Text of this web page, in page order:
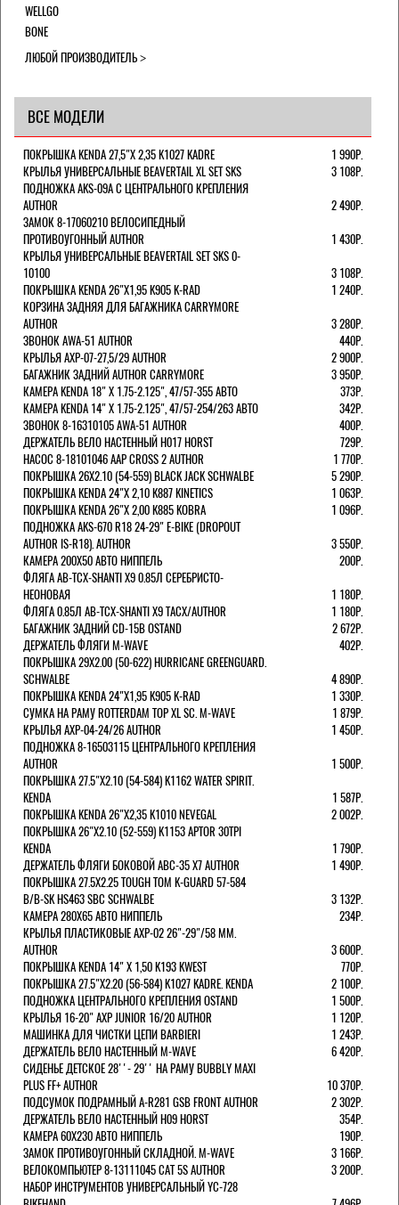
WELLGO
BONE
ЛЮБОЙ ПРОИЗВОДИТЕЛЬ
ВСЕ МОДЕЛИ
ПОКРЫШКА KENDA 27,5"Х 2,35 K1027 KADRE
1 990Р.
КРЫЛЬЯ УНИВЕРСАЛЬНЫЕ BEAVERTAIL XL SET SKS
3 108Р.
ПОДНОЖКА AKS-09A C ЦЕНТРАЛЬНОГО КРЕПЛЕНИЯ
AUTHOR
2 490Р.
ЗАМОК 8-17060210 ВЕЛОСИПЕДНЫЙ
ПРОТИВОУГОННЫЙ AUTHOR
1 430Р.
КРЫЛЬЯ УНИВЕРСАЛЬНЫЕ BEAVERTAIL SET SKS 0-
10100
3 108Р.
ПОКРЫШКА KENDA 26"Х1,95 K905 K-RAD
1 240Р.
КОРЗИНА ЗАДНЯЯ ДЛЯ БАГАЖНИКА CARRYMORE
AUTHOR
3 280Р.
ЗВОНОК AWA-51 AUTHOR
440Р.
КРЫЛЬЯ AXP-07-27,5/29 AUTHOR
2 900Р.
БАГАЖНИК ЗАДНИЙ AUTHOR CARRYMORE
3 950Р.
КАМЕРА KENDA 18" Х 1.75-2.125", 47/57-355 АВТО
373Р.
КАМЕРА KENDA 14" Х 1.75-2.125", 47/57-254/263 АВТО
342Р.
ЗВОНОК 8-16310105 AWA-51 AUTHOR
400Р.
ДЕРЖАТЕЛЬ ВЕЛО НАСТЕННЫЙ H017 HORST
729Р.
НАСОС 8-18101046 AAP CROSS 2 AUTHOR
1 770Р.
ПОКРЫШКА 26X2.10 (54-559) BLACK JACK SCHWALBE
5 290Р.
ПОКРЫШКА KENDA 24"Х 2,10 K887 KINETICS
1 063Р.
ПОКРЫШКА KENDA 26"Х 2,00 K885 KOBRA
1 096Р.
ПОДНОЖКА AKS-670 R18 24-29" E-BIKE (DROPOUT
AUTHOR IS-R18). AUTHOR
3 550Р.
КАМЕРА 200Х50 АВТО НИППЕЛЬ
200Р.
ФЛЯГА AB-TCX-SHANTI X9 0.85Л СЕРЕБРИСТО-
НЕОНОВАЯ
1 180Р.
ФЛЯГА 0.85Л AB-TCX-SHANTI X9 TACX/AUTHOR
1 180Р.
БАГАЖНИК ЗАДНИЙ CD-15B OSTAND
2 672Р.
ДЕРЖАТЕЛЬ ФЛЯГИ M-WAVE
402Р.
ПОКРЫШКА 29X2.00 (50-622) HURRICANE GREENGUARD.
SCHWALBE
4 890Р.
ПОКРЫШКА KENDA 24"Х1,95 K905 K-RAD
1 330Р.
СУМКА НА РАМУ ROTTERDAM TOP XL SC. M-WAVE
1 879Р.
КРЫЛЬЯ AXP-04-24/26 AUTHOR
1 450Р.
ПОДНОЖКА 8-16503115 ЦЕНТРАЛЬНОГО КРЕПЛЕНИЯ
AUTHOR
1 500Р.
ПОКРЫШКА 27.5"Х2.10 (54-584) K1162 WATER SPIRIT.
KENDA
1 587Р.
ПОКРЫШКА KENDA 26"Х2,35 K1010 NEVEGAL
2 002Р.
ПОКРЫШКА 26"Х2.10 (52-559) K1153 APTOR 30TPI
KENDA
1 790Р.
ДЕРЖАТЕЛЬ ФЛЯГИ БОКОВОЙ ABC-35 X7 AUTHOR
1 490Р.
ПОКРЫШКА 27.5X2.25 TOUGH TOM K-GUARD 57-584
B/B-SK HS463 SBC SCHWALBE
3 132Р.
КАМЕРА 280Х65 АВТО НИППЕЛЬ
234Р.
КРЫЛЬЯ ПЛАСТИКОВЫЕ AXP-02 26"-29"/58 ММ.
AUTHOR
3 600Р.
ПОКРЫШКА KENDA 14" Х 1,50 K193 KWEST
770Р.
ПОКРЫШКА 27.5"Х2.20 (56-584) K1027 KADRE. KENDA
2 100Р.
ПОДНОЖКА ЦЕНТРАЛЬНОГО КРЕПЛЕНИЯ OSTAND
1 500Р.
КРЫЛЬЯ 16-20" AXP JUNIOR 16/20 AUTHOR
1 120Р.
МАШИНКА ДЛЯ ЧИСТКИ ЦЕПИ BARBIERI
1 243Р.
ДЕРЖАТЕЛЬ ВЕЛО НАСТЕННЫЙ M-WAVE
6 420Р.
СИДЕНЬЕ ДЕТСКОЕ 28''- 29'' НА РАМУ BUBBLY MAXI
PLUS FF+ AUTHOR
10 370Р.
ПОДСУМОК ПОДРАМНЫЙ A-R281 GSB FRONT AUTHOR
2 302Р.
ДЕРЖАТЕЛЬ ВЕЛО НАСТЕННЫЙ H09 HORST
354Р.
КАМЕРА 60X230 АВТО НИППЕЛЬ
190Р.
ЗАМОК ПРОТИВОУГОННЫЙ СКЛАДНОЙ. M-WAVE
3 166Р.
ВЕЛОКОМПЬЮТЕР 8-13111045 CAT 5S AUTHOR
3 200Р.
НАБОР ИНСТРУМЕНТОВ УНИВЕРСАЛЬНЫЙ YC-728